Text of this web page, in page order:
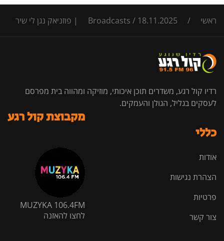
ראשי /
Broadcasts / 18.11.2025 | פוזניאק נגן לי שיר
רדיו קול רגע, משדרים תוכן איכותי, מוזיקה ומהווה בית מפרסם
לעסקים בגליל, הגולן והעמקים.
כללי
אודות
הצהרת נגישות
פרטיות
צור קשר
מקבוצת קול רגע
MUZYKA 106.4FM
לחצו להאזנה